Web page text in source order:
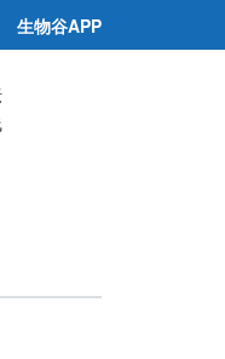
生物谷APP